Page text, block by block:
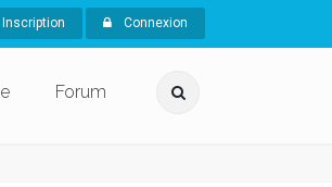
Inscription Connexion
Forum